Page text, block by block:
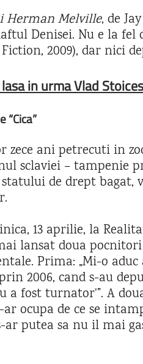
Herman Melville, de
Denisei. Nu e la fel
2009), dar nici
in urma Vlad
“Cica”
zece ani petrecuti in
sclaviei – tampenie
de drept bagat,
13 aprilie, la
lansat doua
Prima: „Mi-o
2006, cand s-au
a fost turnator'”. A
ar ocupa de ce se
putea sa nu il mai